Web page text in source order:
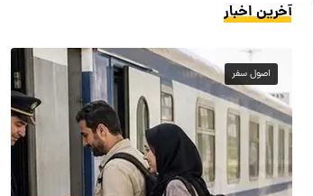
آخرین اخبار
اصول سفر